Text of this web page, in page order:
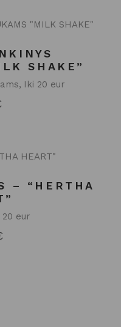
SHAKE”
Iki 20 eur
– “HERTHA
20 eur